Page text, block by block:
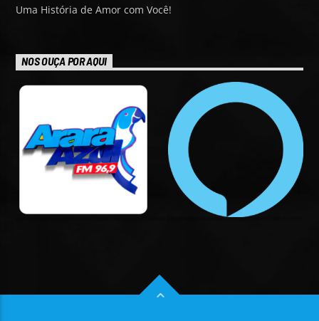
Uma História de Amor com Você!
NOS OUÇA POR AQUI